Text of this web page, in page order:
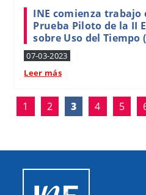
INE comienza trabajo
Prueba Piloto de la II
sobre Uso del Tiempo
07-03-2023
Leer más
1 2 3 4 5